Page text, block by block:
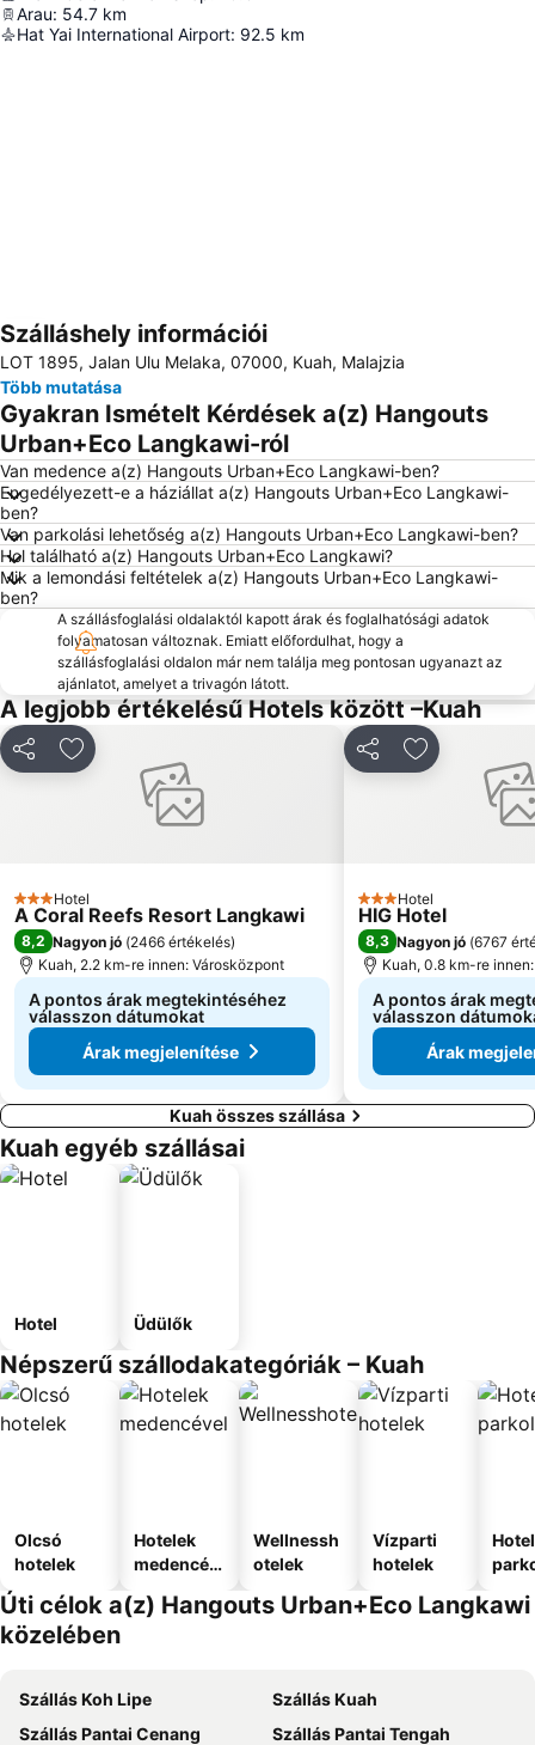
Arau: 54.7 km
Hat Yai International Airport: 92.5 km
Nagy méretű térkép
Szálláshely információi
LOT 1895, Jalan Ulu Melaka, 07000, Kuah, Malajzia
Több mutatása
Gyakran Ismételt Kérdések a(z) Hangouts
Urban+Eco Langkawi-ról
Van medence a(z) Hangouts Urban+Eco Langkawi-ben?
Engedélyezett-e a háziállat a(z) Hangouts Urban+Eco Langkawi-
ben?
Van parkolási lehetőség a(z) Hangouts Urban+Eco Langkawi-ben?
Hol található a(z) Hangouts Urban+Eco Langkawi?
Mik a lemondási feltételek a(z) Hangouts Urban+Eco Langkawi-
ben?
A szállásfoglalási oldalaktól kapott árak és foglalhatósági adatok
folyamatosan változnak. Emiatt előfordulhat, hogy a
szállásfoglalási oldalon már nem találja meg pontosan ugyanazt az
ajánlatot, amelyet a trivagón látott.
A legjobb értékelésű Hotels között –Kuah
MegosztásHozzáadás a kedvencekhez
3 Kategória
Hotel
A Coral Reefs Resort Langkawi
8,2 Nagyon jó (2466 értékelés)
Kuah, 2.2 km-re innen: Városközpont
A pontos árak megtekintéséhez
válasszon dátumokat
Árak megjelenítése
MegosztásHozzáadás
3 Kategória
Hotel
HIG Hotel
8,3 Nagyon jó (6767
Kuah, 0.8 km-re
A pontos árak
válasszon
Árak
Kuah összes szállása
Kuah egyéb szállásai
Hotel Üdülők
Népszerű szállodakategóriák – Kuah
Olcsó
hotelek
Hotelek
medencév
Wellnessh
otelek
Vízparti
hotelek
Úti célok a(z) Hangouts Urban+Eco Langkawi
közelében
Szállás Koh Lipe
Szállás Kuah
Szállás Pantai Cenang
Szállás Pantai Tengah